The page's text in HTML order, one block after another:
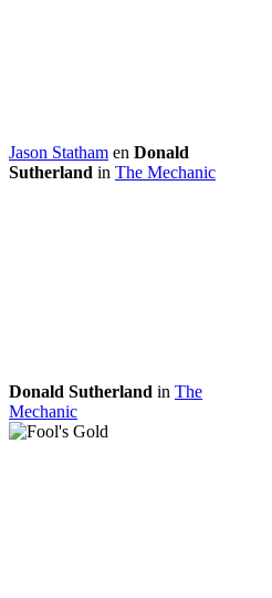
Jason Statham en Donald
Sutherland in The Mechanic
Donald Sutherland in The
Mechanic